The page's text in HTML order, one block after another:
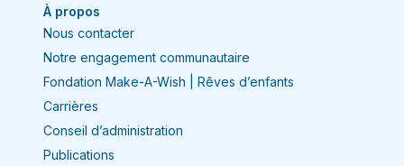
À propos
Nous contacter
Notre engagement communautaire
Fondation Make-A-Wish | Rêves d’enfants
Carrières
Conseil d’administration
Publications